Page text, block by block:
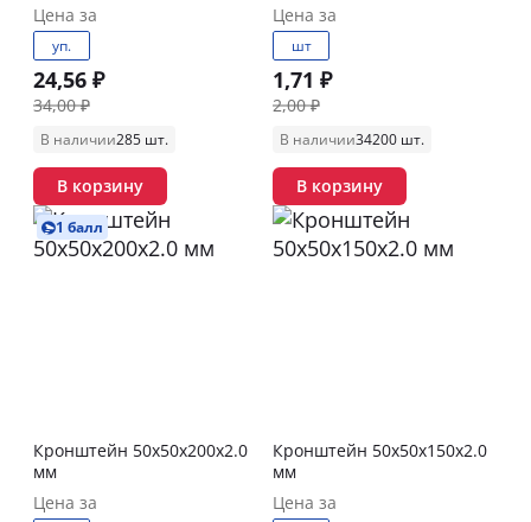
Цена за
уп.
24,56 ₽
34,00 ₽
В наличии285 шт.
В корзину
Цена за
шт
1,71 ₽
2,00 ₽
В наличии34200 шт.
В корзину
1 балл
Кронштейн 50х50х200х2.0
мм
Цена за
Кронштейн 50х50х150х2.0
мм
Цена за